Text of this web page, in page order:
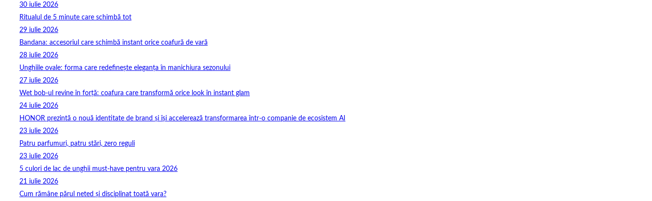
30 iulie 2026
Ritualul de 5 minute care schimbă tot
29 iulie 2026
Bandana: accesoriul care schimbă instant orice coafură de vară
28 iulie 2026
Unghiile ovale: forma care redefinește eleganța în manichiura sezonului
27 iulie 2026
Wet bob-ul revine în forță: coafura care transformă orice look în instant glam
24 iulie 2026
HONOR prezintă o nouă identitate de brand și își accelerează transformarea într-o companie de ecosistem AI
23 iulie 2026
Patru parfumuri, patru stări, zero reguli
23 iulie 2026
5 culori de lac de unghii must‑have pentru vara 2026
21 iulie 2026
Cum rămâne părul neted și disciplinat toată vara?